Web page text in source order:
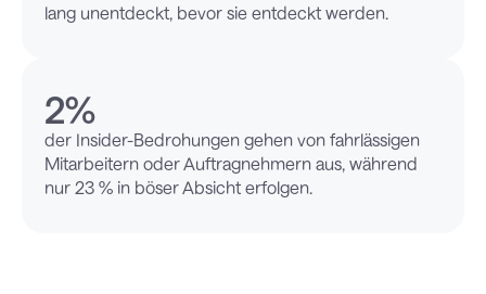
lang unentdeckt, bevor sie entdeckt werden.
der Insider-Bedrohungen gehen von fahrlässigen
Mitarbeitern oder Auftragnehmern aus, während
nur 23 % in böser Absicht erfolgen.
2%